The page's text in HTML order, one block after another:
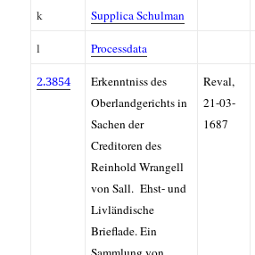
k Supplica Schulman
l Processdata
2.3854
Erkenntniss des
Oberlandgerichts in
Sachen der
Creditoren des
Reinhold Wrangell
von Sall. Ehst- und
Livländische
Brieflade. Ein
Reval,
21-03-
1687